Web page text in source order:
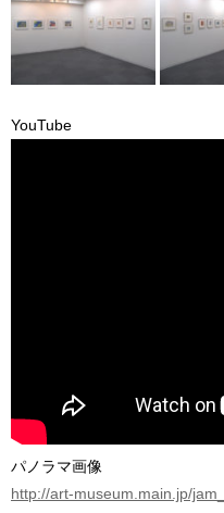
YouTube
パノラマ画像
http://art-museum.main.jp/